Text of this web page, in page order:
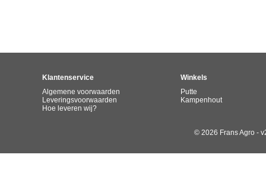
Klantenservice
Algemene voorwaarden
Leveringsvoorwaarden
Hoe leveren wij?
Winkels
Putte
Kampenhout
© 2026 Frans Agro -